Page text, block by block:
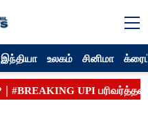
இந்தியா உலகம் சினிமா